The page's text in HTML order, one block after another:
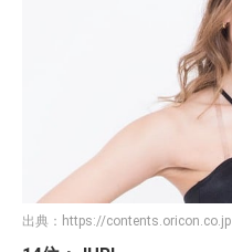
出典： https://contents.oricon.co.jp